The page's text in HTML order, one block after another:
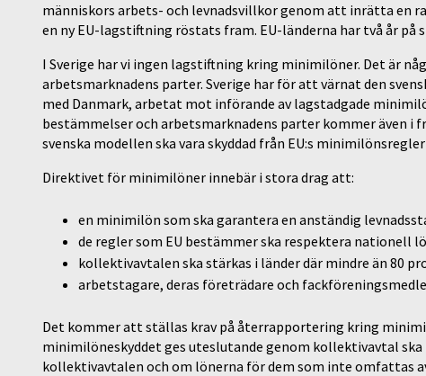
människors arbets- och levnadsvillkor genom att inrätta en
en ny EU-lagstiftning röstats fram. EU-länderna har två år
I Sverige har vi ingen lagstiftning kring minimilöner. Det är
arbetsmarknadens parter. Sverige har för att värnat den
med Danmark, arbetat mot införande av lagstadgade
bestämmelser och arbetsmarknadens parter kommer även i
svenska modellen ska vara skyddad från EU:s
Direktivet för minimilöner innebär i stora drag att:
en minimilön som ska garantera en anständig
de regler som EU bestämmer ska respektera nationell
kollektivavtalen ska stärkas i länder där mindre än 80
arbetstagare, deras företrädare och
Det kommer att ställas krav på återrapportering kring
minimilöneskyddet ges uteslutande genom kollektivavtal
kollektivavtalen och om lönerna för dem som inte omfattas